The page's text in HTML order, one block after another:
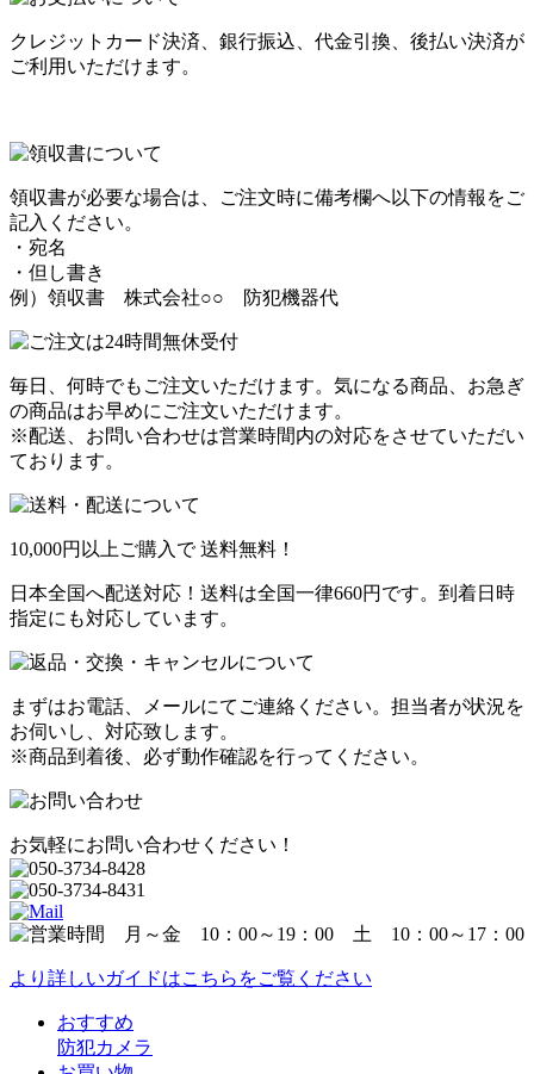
クレジットカード決済、銀行振込、代金引換、後払い決済が
ご利用いただけます。
領収書が必要な場合は、ご注文時に備考欄へ以下の情報をご
記入ください。
・宛名
・但し書き
例）領収書 株式会社○○ 防犯機器代
毎日、何時でもご注文いただけます。気になる商品、お急ぎ
の商品はお早めにご注文いただけます。
※配送、お問い合わせは営業時間内の対応をさせていただい
ております。
10,000円以上ご購入で 送料無料！
日本全国へ配送対応！送料は全国一律660円です。到着日時
指定にも対応しています。
まずはお電話、メールにてご連絡ください。担当者が状況を
お伺いし、対応致します。
※商品到着後、必ず動作確認を行ってください。
お気軽にお問い合わせください！
より詳しいガイドはこちらをご覧ください
おすすめ
防犯カメラ